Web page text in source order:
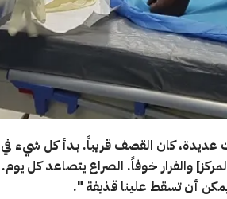
عديدة، كان القصف قريباً. بدأ كل شيء في
والفرار خوفاً. الصراع يتصاعد كل
أن تسقط علينا قذيفة ".